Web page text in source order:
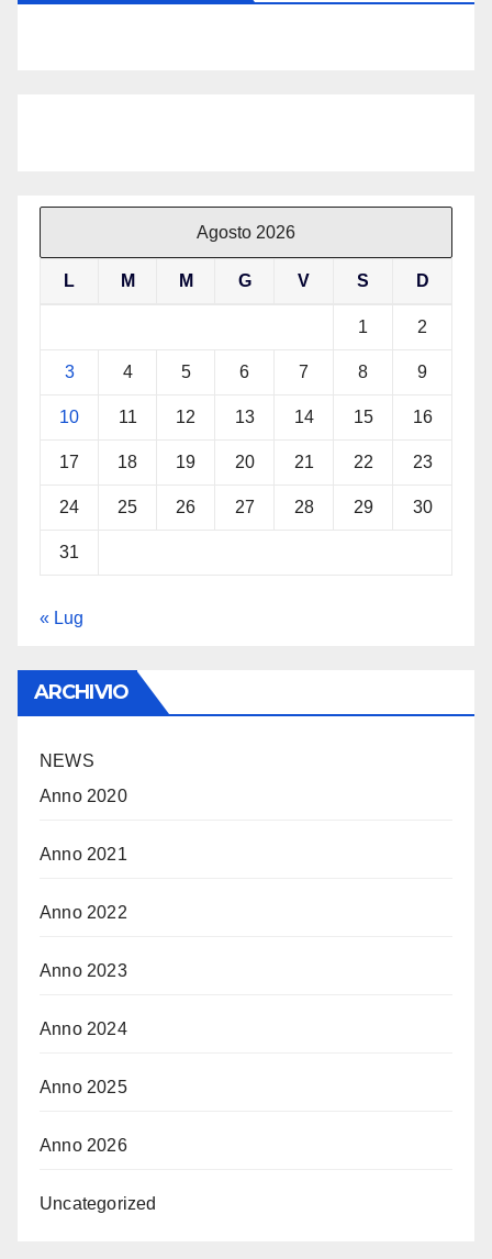
Agosto 2026
L M M G V S D
1 2
3 4 5 6 7 8 9
10 11 12 13 14 15 16
17 18 19 20 21 22 23
24 25 26 27 28 29 30
31
« Lug
ARCHIVIO
NEWS
Anno 2020
Anno 2021
Anno 2022
Anno 2023
Anno 2024
Anno 2025
Anno 2026
Uncategorized